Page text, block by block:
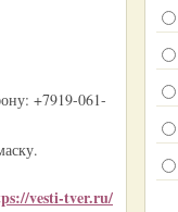
+7919-061-
vesti-tver.ru/